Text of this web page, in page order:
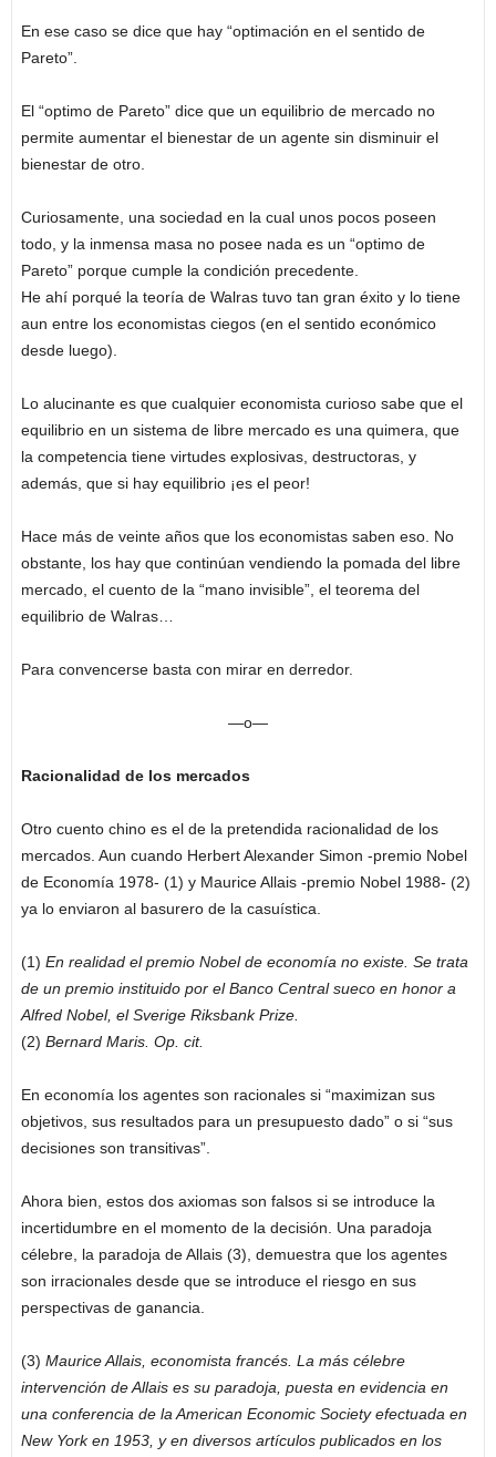
En ese caso se dice que hay “optimación en el sentido de
Pareto”.
El “optimo de Pareto” dice que un equilibrio de mercado no
permite aumentar el bienestar de un agente sin disminuir el
bienestar de otro.
Curiosamente, una sociedad en la cual unos pocos poseen
todo, y la inmensa masa no posee nada es un “optimo de
Pareto” porque cumple la condición precedente.
He ahí porqué la teoría de Walras tuvo tan gran éxito y lo tiene
aun entre los economistas ciegos (en el sentido económico
desde luego).
Lo alucinante es que cualquier economista curioso sabe que el
equilibrio en un sistema de libre mercado es una quimera, que
la competencia tiene virtudes explosivas, destructoras, y
además, que si hay equilibrio ¡es el peor!
Hace más de veinte años que los economistas saben eso. No
obstante, los hay que continúan vendiendo la pomada del libre
mercado, el cuento de la “mano invisible”, el teorema del
equilibrio de Walras…
Para convencerse basta con mirar en derredor.
—o—
Racionalidad de los mercados
Otro cuento chino es el de la pretendida racionalidad de los
mercados. Aun cuando Herbert Alexander Simon -premio Nobel
de Economía 1978- (1) y Maurice Allais -premio Nobel 1988- (2)
ya lo enviaron al basurero de la casuística.
(1) En realidad el premio Nobel de economía no existe. Se trata
de un premio instituido por el Banco Central sueco en honor a
Alfred Nobel, el Sverige Riksbank Prize.
(2) Bernard Maris. Op. cit.
En economía los agentes son racionales si “maximizan sus
objetivos, sus resultados para un presupuesto dado” o si “sus
decisiones son transitivas”.
Ahora bien, estos dos axiomas son falsos si se introduce la
incertidumbre en el momento de la decisión. Una paradoja
célebre, la paradoja de Allais (3), demuestra que los agentes
son irracionales desde que se introduce el riesgo en sus
perspectivas de ganancia.
(3) Maurice Allais, economista francés. La más célebre
intervención de Allais es su paradoja, puesta en evidencia en
una conferencia de la American Economic Society efectuada en
New York en 1953, y en diversos artículos publicados en los